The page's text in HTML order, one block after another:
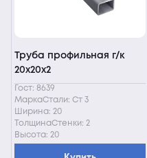
Труба профильная г/к
20х20х2
Гост: 8639
МаркаСтали: Ст 3
Ширина: 20
ТолщинаСтенки: 2
Высота: 20